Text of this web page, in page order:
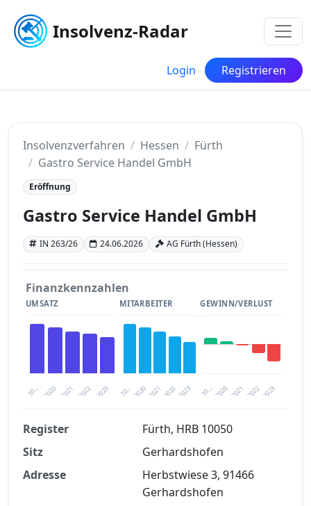
Insolvenz-Radar
Login Registrieren
Insolvenzverfahren Hessen
Fürth
Gastro Service Handel GmbH
Eröffnung
Gastro Service Handel GmbH
IN 263/26 24.06.2026 AG Fürth (Hessen)
Finanzkennzahlen
UMSATZ
20… 2021 2023
2020 2022
MITARBEITER
20… 2021 2023
2020 2022
GEWINN/VERLUST
20… 2021 2023
2020 2022
Finanzkennzahlen nach kostenloser
Registrierung verfügbar
Jetzt kostenlos registrieren
Register
Fürth, HRB 10050
Sitz
Gerhardshofen
Adresse
Herbstwiese 3, 91466
Gerhardshofen